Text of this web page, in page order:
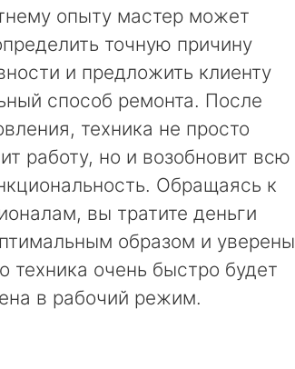
опыту мастер может
точную причину
и предложить клиенту
способ ремонта. После
техника не просто
работу, но и возобновит всю
Обращаясь к
вы тратите деньги
образом и уверены
техника очень быстро будет
в рабочий режим.